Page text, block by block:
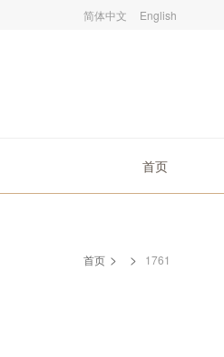
简体中文 English
首页
首页 > > 1761